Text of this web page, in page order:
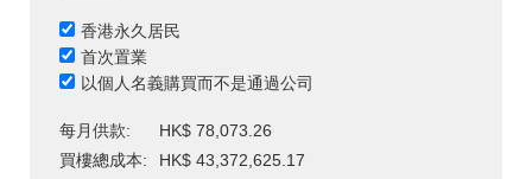
香港永久居民
首次置業
以個人名義購買而不是通過公司
每月供款:
HK$ 78,073.26
買樓總成本:
HK$ 43,372,625.17